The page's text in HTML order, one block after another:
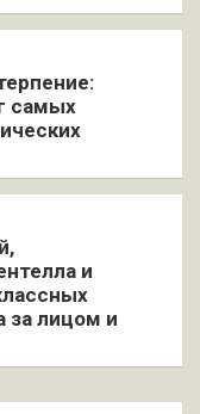
самых
и
за лицом и